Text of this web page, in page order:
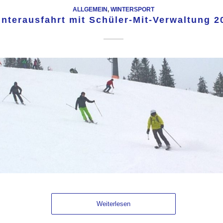
ALLGEMEIN, WINTERSPORT
mit Schüler-Mit-Verwaltung
Weiterlesen